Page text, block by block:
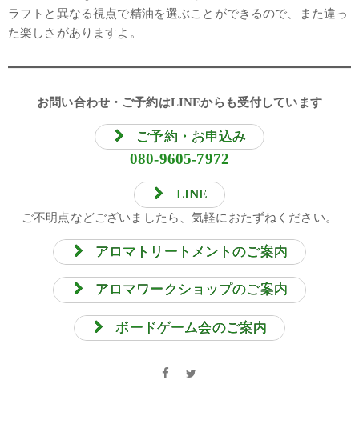
ラフトと異なる視点で精油を選ぶことができるので、また違っ
た楽しさがありますよ。
お問い合わせ・ご予約はLINEからも受付しています
ご予約・お申込み
080-9605-7972
LINE
ご不明点などございましたら、気軽におたずねください。
アロマトリートメントのご案内
アロマワークショップのご案内
ボードゲーム会のご案内